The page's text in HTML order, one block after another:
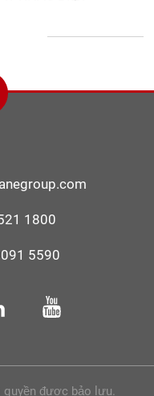
1800
5590
quyền được bảo lưu.